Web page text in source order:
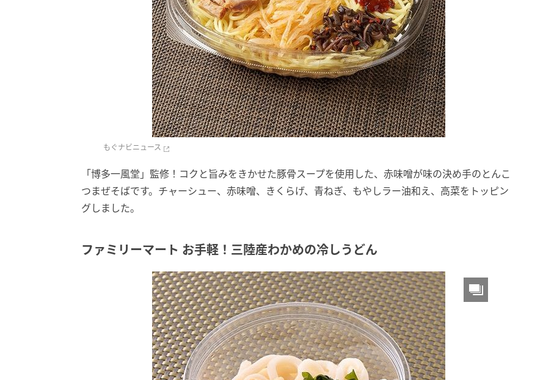
もぐナビニュース
「博多一風堂」監修！コクと旨みをきかせた豚骨スープを使用した、赤味噌が味の決め手のとんこ
つまぜそばです。チャーシュー、赤味噌、きくらげ、青ねぎ、もやしラー油和え、高菜をトッピン
グしました。
ファミリーマート お手軽！三陸産わかめの冷しうどん